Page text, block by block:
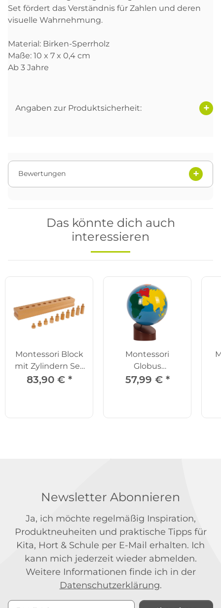
Set fördert das Verständnis für Zahlen und deren
visuelle Wahrnehmung.
Material: Birken-Sperrholz
Maße: 10 x 7 x 0,4 cm
Ab 3 Jahre
Angaben zur Produktsicherheit:
Bewertungen
Das könnte dich auch
interessieren
Montessori Block
mit Zylindern Set
4
83,90 € *
Montessori
Globus
Kontinente
57,99 € *
Newsletter Abonnieren
Ja, ich möchte regelmäßig Inspiration,
Produktneuheiten und praktische Tipps für
Kita, Hort & Schule per E-Mail erhalten. Ich
kann mich jederzeit wieder abmelden.
Weitere Informationen finde ich in der
Datenschutzerklärung.